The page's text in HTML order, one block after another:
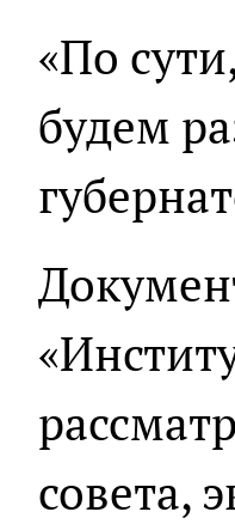
«По
будем
совета,